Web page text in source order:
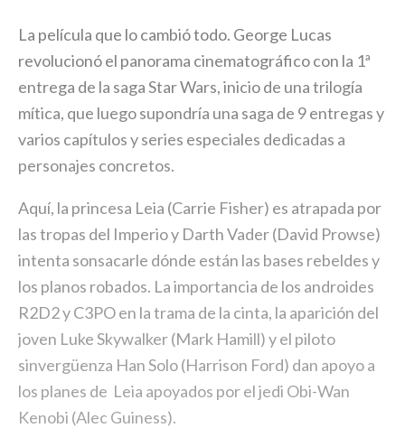
La película que lo cambió todo. George Lucas
revolucionó el panorama cinematográfico con la 1ª
entrega de la saga Star Wars, inicio de una trilogía
mítica, que luego supondría una saga de 9 entregas y
varios capítulos y series especiales dedicadas a
personajes concretos.
Aquí, la princesa Leia (Carrie Fisher) es atrapada por
las tropas del Imperio y Darth Vader (David Prowse)
intenta sonsacarle dónde están las bases rebeldes y
los planos robados. La importancia de los androides
R2D2 y C3PO en la trama de la cinta, la aparición del
joven Luke Skywalker (Mark Hamill) y el piloto
sinvergüenza Han Solo (Harrison Ford) dan apoyo a
los planes de Leia apoyados por el jedi Obi-Wan
Kenobi (Alec Guiness).